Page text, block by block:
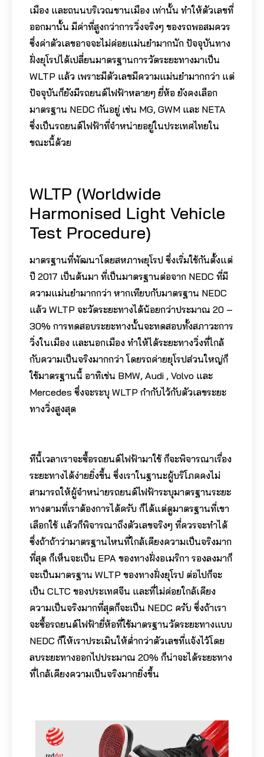
เมือง และถนนบริเวณชานเมือง เท่านั้น ทำให้ตัวเลขที่
ออกมานั้น มีค่าที่สูงกว่าการวิ่งจริงๆ ของรถพอสมควร
ซึ่งค่าตัวเลขอาจจะไม่ค่อยแม่นยำมากนัก ปัจจุบันทาง
ฝั่งยุโรปได้เปลี่ยนมาตรฐานการวัดระยะทางมาเป็น
WLTP แล้ว เพราะมีตัวเลขมีความแม่นยำมากกว่า แต่
ปัจจุบันก็ยังมีรถยนต์ไฟฟ้าหลายๆ ยี่ห้อ ยังคงเลือก
มาตรฐาน​ NEDC กันอยู่ เช่น MG, GWM และ NETA
ซึ่งเป็นรถยนต์ไฟฟ้าที่จำหน่ายอยู่ในประเทศไทยใน
ขณะนี้ด้วย
WLTP (Worldwide
Harmonised Light Vehicle
Test Procedure)
มาตรฐานที่พัฒนาโดยสหภาพยุโรป ซึ่งเริ่มใช้กันตั้งแต่
ปี 2017 เป็นต้นมา ที่เป็นมาตรฐานต่อจาก NEDC ที่มี
ความแม่นยำมากกว่า หากเทียบกับมาตรฐาน NEDC
แล้ว WLTP จะวัดระยะทางได้น้อยกว่าประมาณ 20 –
30% การทดสอบระยะทางนั้นจะทดสอบทั้งสภาวะการ
วิ่งในเมือง และนอกเมือง ทำให้ได้ระยะทางวิ่งที่ไกล้
กับความเป็นจริงมากกว่า โดยรถค่ายยุโรปส่วนใหญ่ก็
ใช้มาตรฐานนี้ อาทิเช่น BMW, Audi , Volvo และ
Mercedes ซึ่งจะระบุ WLTP กำกับไว้กับตัวเลขระยะ
ทางวิ่งสูงสุด
ทีนี้เวลาเราจะซื้อรถยนต์ไฟฟ้ามาใช้ ก็จะพิจารณาเรื่อง
ระยะทางได้ง่ายยิ่งขึ้น ซึ่งเราในฐานะผู้บริโภคคงไม่
สามารถให้ผู้จำหน่ายรถยนต์ไฟฟ้าระบุมาตรฐานระยะ
ทางตามที่เราต้องการได้ครับ ก็ได้แต่ดูมาตรฐานที่เขา
เลือกใช้ แล้วก็พิจารณาถึงตัวเลขจริงๆ ที่ควรจะทำได้
ซึ่งถ้าถ้าว่ามาตรฐานไหนที่ใกล้เคียงความเป็นจริงมาก
ที่สุด ก็เห็นจะเป็น EPA ของทางฝั่งอเมริกา รองลงมาก็
จะเป็นมาตรฐาน WLTP ของทางฝั่งยุโรป ต่อไปก็จะ
เป็น CLTC ของประเทศจีน และที่ไม่ค่อยใกล้เคียง
ความเป็นจริงมากที่สุดก็จะเป็น NEDC ครับ ซึ่งถ้าเรา
จะซื้อรถยนต์ไฟฟ้ายี่ห้อที่ใช้มาตรฐานวัดระยะทางแบบ
NEDC ก็ให้เราประเมินให้ต่ำกว่าตัวเลขที่แจ้งไว้โดย
ลบระยะทางออกไปประมาณ 20% ก็น่าจะได้ระยะทาง
ที่ไกล้เคียงความเป็นจริงมากยิ่งขึ้น